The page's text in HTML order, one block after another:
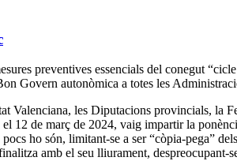
preventives essencials del conegut
Govern autonòmica a totes les
Valenciana, les Diputacions provincials, la
12 de març de 2024, vaig impartir la
pocs ho són, limitant-se a ser “còpia-pega”
amb el seu lliurament, despreocupant-